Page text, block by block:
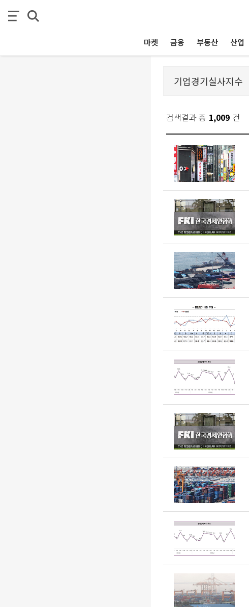
마켓 금융 부동산 산업
검색결과 총 1,009 건